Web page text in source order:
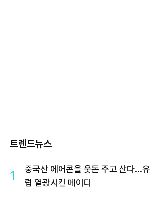
트렌드뉴스
1
중국산 에어콘을 웃돈 주고 산다...유
럽 열광시킨 메이디